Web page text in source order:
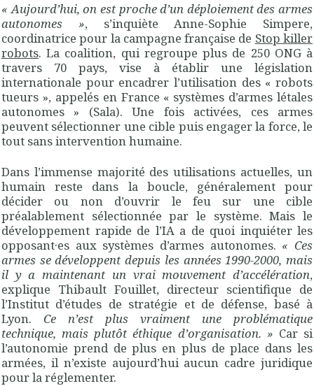
« Aujourd’hui, on est proche d’un déploiement des armes
autonomes », s’inquiète Anne-Sophie Simpere,
coordinatrice pour la campagne française de Stop killer
robots. La coalition, qui regroupe plus de 250 ONG à
travers 70 pays, vise à établir une législation
internationale pour encadrer l’utilisation des « robots
tueurs », appelés en France « systèmes d’armes létales
autonomes » (Sala). Une fois activées, ces armes
peuvent sélectionner une cible puis engager la force, le
tout sans intervention humaine.
Dans l’immense majorité des utilisations actuelles, un
humain reste dans la boucle, généralement pour
décider ou non d’ouvrir le feu sur une cible
préalablement sélectionnée par le système. Mais le
développement rapide de l’IA a de quoi inquiéter les
opposant·es aux systèmes d’armes autonomes. « Ces
armes se développent depuis les années 1990-2000, mais
il y a maintenant un vrai mouvement d’accélération,
explique Thibault Fouillet, directeur scientifique de
l’Institut d’études de stratégie et de défense, basé à
Lyon. Ce n’est plus vraiment une problématique
technique, mais plutôt éthique d’organisation. » Car si
l’autonomie prend de plus en plus de place dans les
armées, il n’existe aujourd’hui aucun cadre juridique
pour la réglementer.